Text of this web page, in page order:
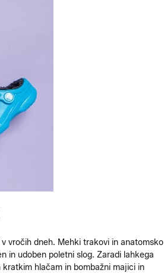
vročih dneh. Mehki trakovi in anatomsko
in udoben poletni slog. Zaradi lahkega
hlačam in bombažni majici in